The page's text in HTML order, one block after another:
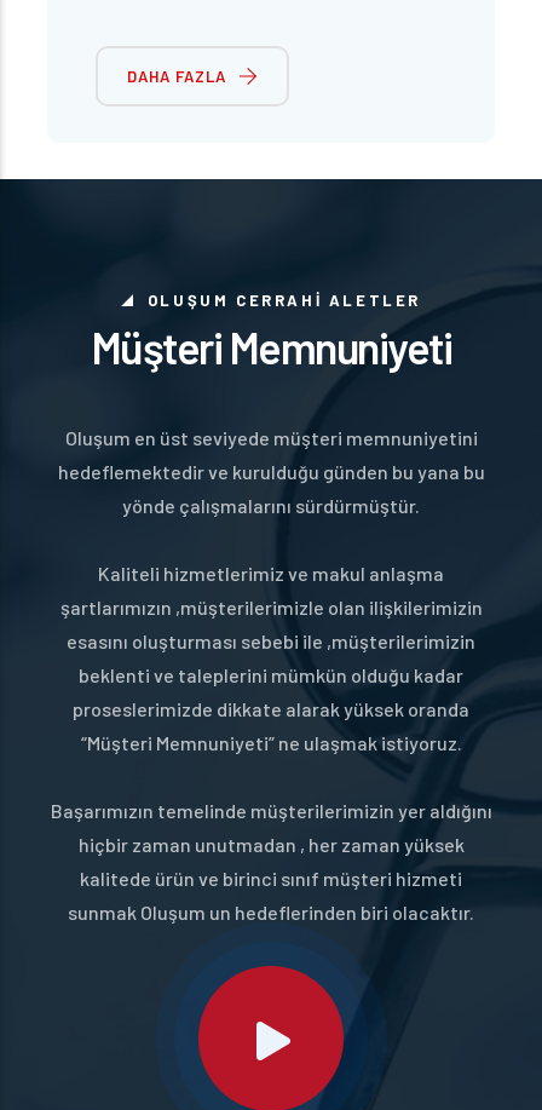
eğitimlerle becerilerini artırmalarını
sağlıyoruz.
DAHA FAZLA
OLUŞUM CERRAHİ ALETLER
Müşteri Memnuniyeti
Oluşum en üst seviyede müşteri memnuniyetini
hedeflemektedir ve kurulduğu günden bu yana bu
yönde çalışmalarını sürdürmüştür.
Kaliteli hizmetlerimiz ve makul anlaşma
şartlarımızın ,müşterilerimizle olan ilişkilerimizin
esasını oluşturması sebebi ile ,müşterilerimizin
beklenti ve taleplerini mümkün olduğu kadar
proseslerimizde dikkate alarak yüksek oranda
“Müşteri Memnuniyeti” ne ulaşmak istiyoruz.
Başarımızın temelinde müşterilerimizin yer aldığını
hiçbir zaman unutmadan , her zaman yüksek
kalitede ürün ve birinci sınıf müşteri hizmeti
sunmak Oluşum un hedeflerinden biri olacaktır.